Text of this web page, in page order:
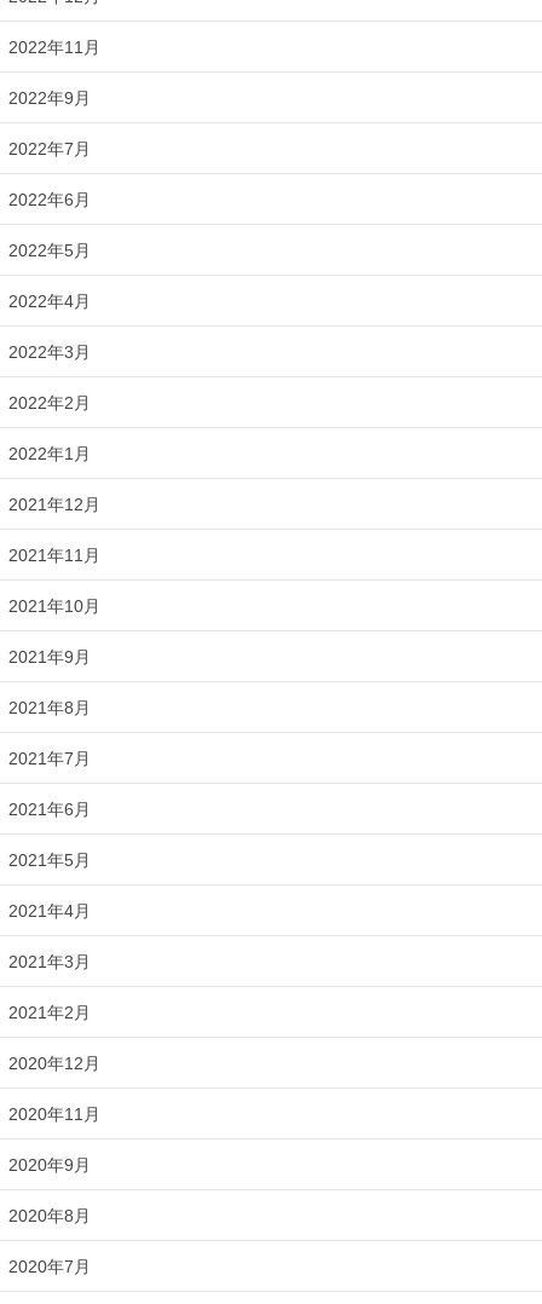
2022年11月
2022年9月
2022年7月
2022年6月
2022年5月
2022年4月
2022年3月
2022年2月
2022年1月
2021年12月
2021年11月
2021年10月
2021年9月
2021年8月
2021年7月
2021年6月
2021年5月
2021年4月
2021年3月
2021年2月
2020年12月
2020年11月
2020年9月
2020年8月
2020年7月